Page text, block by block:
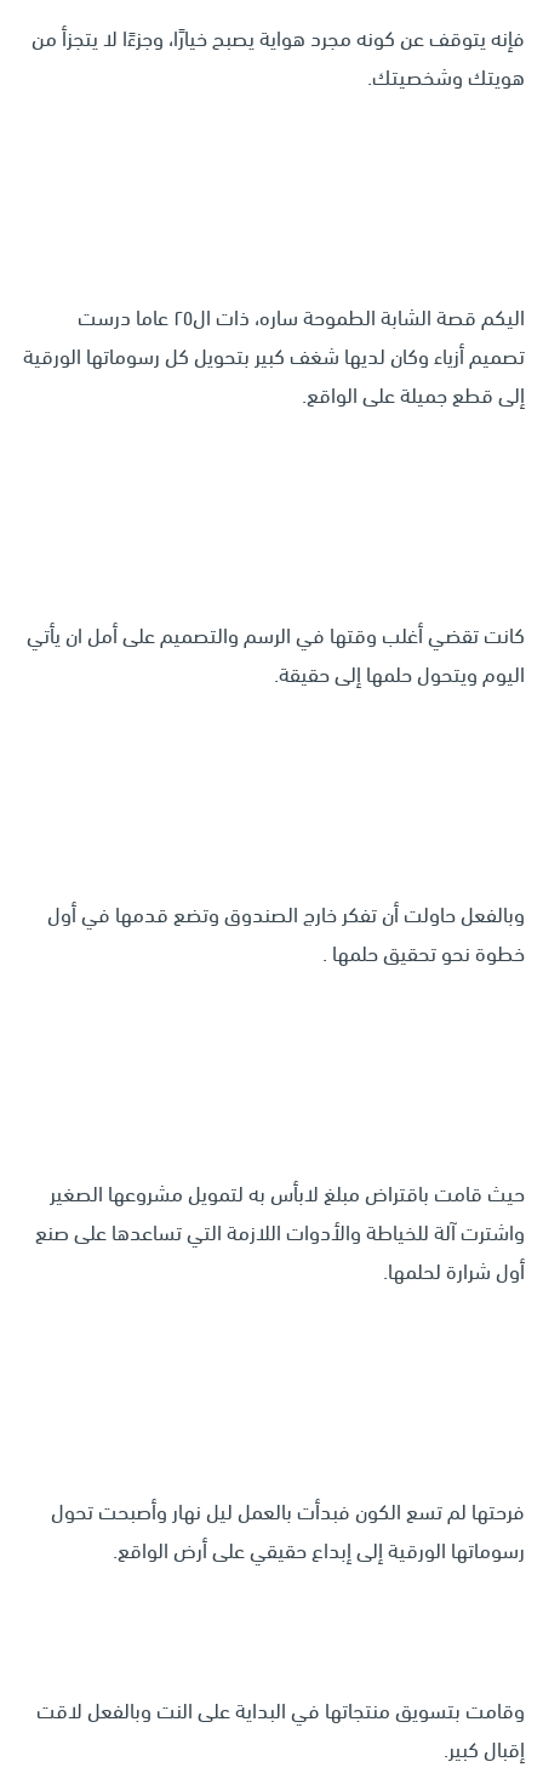
فإنه يتوقف عن كونه مجرد هواية يصبح خيارًا، وجزءًا لا يتجزأ من
هويتك وشخصيتك.
اليكم قصة الشابة الطموحة ساره، ذات ال٢٥ عاما درست
تصميم أزياء وكان لديها شغف كبير بتحويل كل رسوماتها الورقية
إلى قطع جميلة على الواقع.
كانت تقضي أغلب وقتها في الرسم والتصميم على أمل ان يأتي
اليوم ويتحول حلمها إلى حقيقة.
وبالفعل حاولت أن تفكر خارج الصندوق وتضع قدمها في أول
خطوة نحو تحقيق حلمها .
حيث قامت باقتراض مبلغ لابأس به لتمويل مشروعها الصغير
واشترت آلة للخياطة والأدوات اللازمة التي تساعدها على صنع
أول شرارة لحلمها.
فرحتها لم تسع الكون فبدأت بالعمل ليل نهار وأصبحت تحول
رسوماتها الورقية إلى إبداع حقيقي على أرض الواقع.
وقامت بتسويق منتجاتها في البداية على النت وبالفعل لاقت
إقبال كبير.